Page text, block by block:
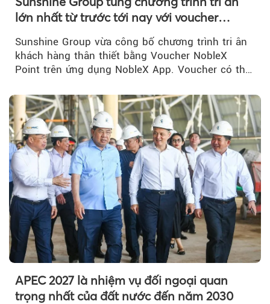
lớn nhất từ trước tới nay với voucher
NobleX Point cho khách hàng thân thiết
Sunshine Group vừa công bố chương trình tri ân
khách hàng thân thiết bằng Voucher NobleX
Point trên ứng dụng NobleX App. Voucher có thể
APEC 2027 là nhiệm vụ đối ngoại quan
trọng nhất của đất nước đến năm 2030